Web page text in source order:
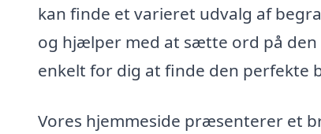
kan finde et varieret udvalg af
og hjælper med at sætte ord på
enkelt for dig at finde den perfekte
Vores hjemmeside præsenterer et